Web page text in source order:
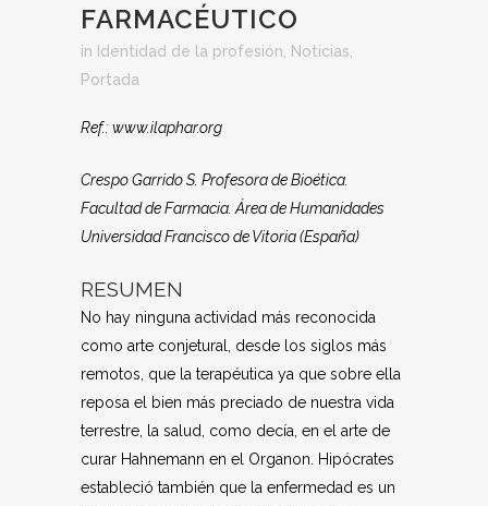
FARMACÉUTICO
in Identidad de la profesión Noticias
Portada
Ref.: www.ilaphar.org
Crespo Garrido S. Profesora de Bioética.
Facultad de Farmacia. Área de Humanidades
Universidad Francisco de Vitoria (España)
RESUMEN
No hay ninguna actividad más reconocida
como arte conjetural, desde los siglos más
remotos, que la terapéutica ya que sobre ella
reposa el bien más preciado de nuestra vida
terrestre, la salud, como decía, en el arte de
curar Hahnemann en el Organon. Hipócrates
estableció también que la enfermedad es un